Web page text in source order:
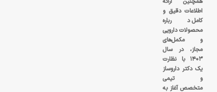
اطلاعات دقیق و
کامل درباره
محصولات دارویی
و مکمل‌های
مجاز، در سال
۱۴۰۳ با نظارت
یک دکتر داروساز
و تیمی
متخصص آغاز به